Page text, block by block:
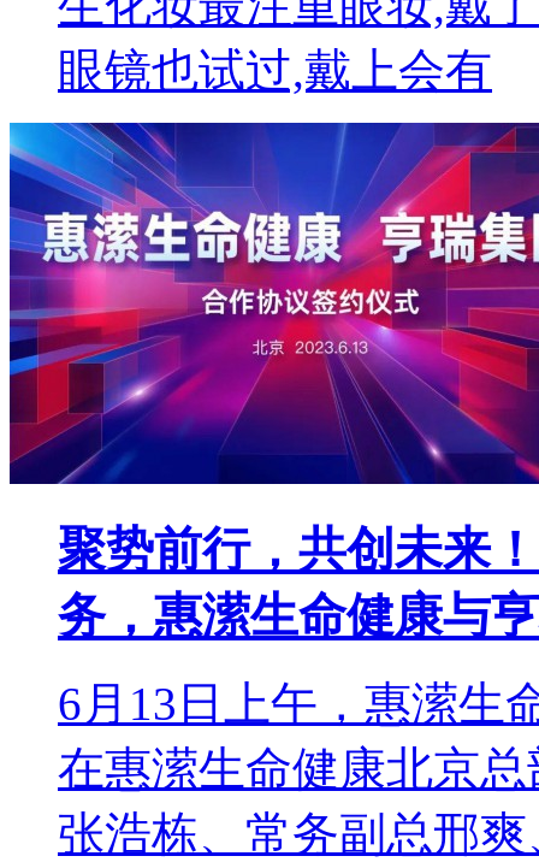
眼镜也试过,戴上会有
聚势前行，共创未来
务，惠潆生命健康与
6月13日上午，惠潆生
在惠潆生命健康北京
张浩栋、常务副总邢